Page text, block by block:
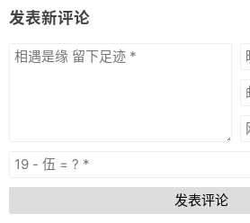
发表新评论
发表评论